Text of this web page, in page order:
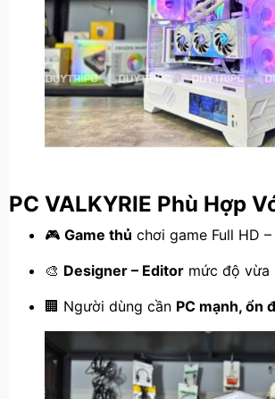
PC VALKYRIE Phù Hợp
🎮 Game thủ chơi game Full HD –
🎨 Designer – Editor mức độ vừa
🏢 Người dùng cần PC mạnh, ổn